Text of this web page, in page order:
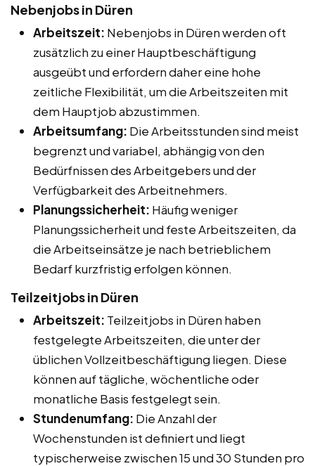
Nebenjobs in Düren
Arbeitszeit: Nebenjobs in Düren werden oft
zusätzlich zu einer Hauptbeschäftigung
ausgeübt und erfordern daher eine hohe
zeitliche Flexibilität, um die Arbeitszeiten mit
dem Hauptjob abzustimmen.
Arbeitsumfang: Die Arbeitsstunden sind meist
begrenzt und variabel, abhängig von den
Bedürfnissen des Arbeitgebers und der
Verfügbarkeit des Arbeitnehmers.
Planungssicherheit: Häufig weniger
Planungssicherheit und feste Arbeitszeiten, da
die Arbeitseinsätze je nach betrieblichem
Bedarf kurzfristig erfolgen können.
Teilzeitjobs in Düren
Arbeitszeit: Teilzeitjobs in Düren haben
festgelegte Arbeitszeiten, die unter der
üblichen Vollzeitbeschäftigung liegen. Diese
können auf tägliche, wöchentliche oder
monatliche Basis festgelegt sein.
Stundenumfang: Die Anzahl der
Wochenstunden ist definiert und liegt
typischerweise zwischen 15 und 30 Stunden pro